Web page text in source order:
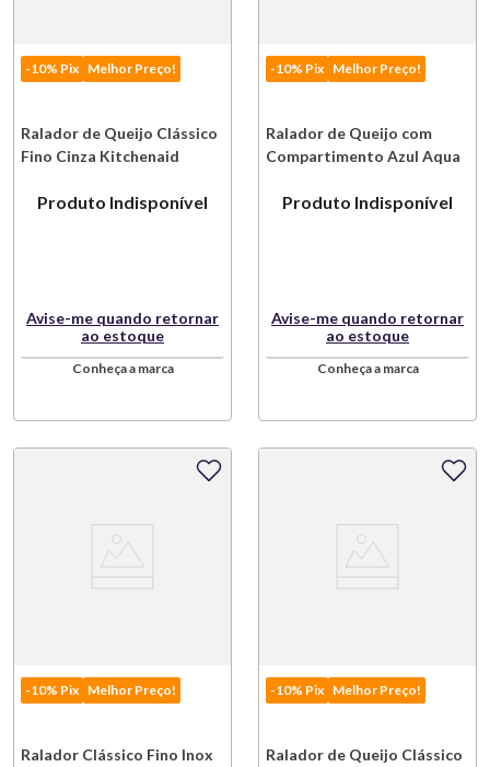
-10% Pix Melhor Preço!
Ralador de Queijo Clássico
Fino Cinza Kitchenaid
Produto Indisponível
Avise-me quando retornar
ao estoque
Conheça a marca
-10% Pix Melhor Preço!
Ralador de Queijo com
Compartimento Azul Aqua
Produto Indisponível
Avise-me quando retornar
ao estoque
Conheça a marca
-10% Pix Melhor Preço!
Ralador Clássico Fino Inox
-10% Pix Melhor Preço!
Ralador de Queijo Clássico